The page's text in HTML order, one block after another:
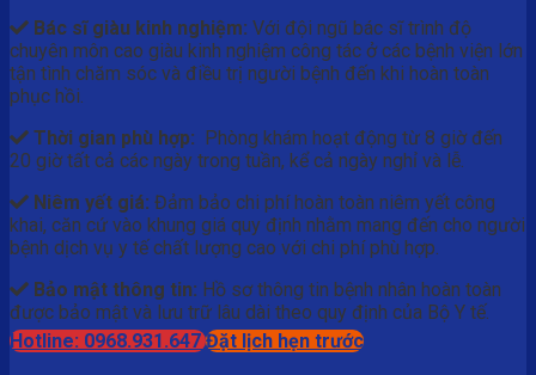
Bác sĩ giàu kinh nghiệm: Với đội ngũ bác sĩ trình độ
chuyên môn cao giàu kinh nghiệm công tác ở các bệnh viện lớn
tận tình chăm sóc và điều trị người bệnh đến khi hoàn toàn
phục hồi.
Thời gian phù hợp: Phòng khám hoạt động từ 8 giờ đến
20 giờ tất cả các ngày trong tuần, kể cả ngày nghỉ và lễ.
Niêm yết giá: Đảm bảo chi phí hoàn toàn niêm yết công
khai, căn cứ vào khung giá quy định nhằm mang đến cho người
bệnh dịch vụ y tế chất lượng cao với chi phí phù hợp.
Bảo mật thông tin: Hồ sơ thông tin bệnh nhân hoàn toàn
được bảo mật và lưu trữ lâu dài theo quy định của Bộ Y tế.
Hotline: 0968.931.647 Đặt lịch hẹn trước